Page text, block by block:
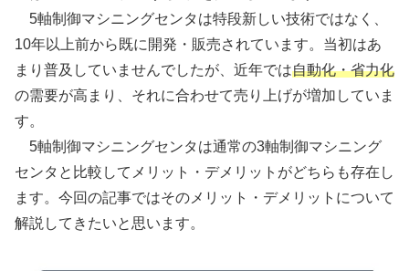
5軸制御マシニングセンタは特段新しい技術ではなく、
10年以上前から既に開発・販売されています。当初はあ
まり普及していませんでしたが、近年では自動化・省力化
の需要が高まり、それに合わせて売り上げが増加していま
す。
5軸制御マシニングセンタは通常の3軸制御マシニング
センタと比較してメリット・デメリットがどちらも存在し
ます。今回の記事ではそのメリット・デメリットについて
解説してきたいと思います。